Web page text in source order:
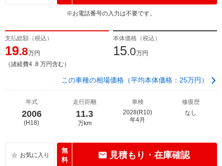
※お電話番号の入力は不要です。
支払総額（税込）
19.8万円
（諸経費4 .8 万円含む）
本体価格（税込）
15.0万円
この車種の相場価格（平均本体価格：25万円）
年式
2006
(H18)
走行距離
11.3
万km
車検
2028(R10)
年4月
修復歴
なし
無
料
見積もり・在庫確認